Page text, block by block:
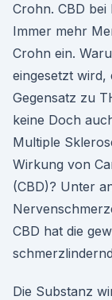
Crohn. CBD bei
Immer mehr
Crohn ein.
eingesetzt wird,
Gegensatz zu
keine Doch
Multiple
Wirkung von
(CBD)? Unter
CBD hat die
Die Substanz